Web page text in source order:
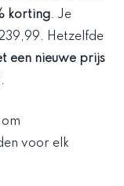
korting. Je
Hetzelfde
een nieuwe prijs
voor elk